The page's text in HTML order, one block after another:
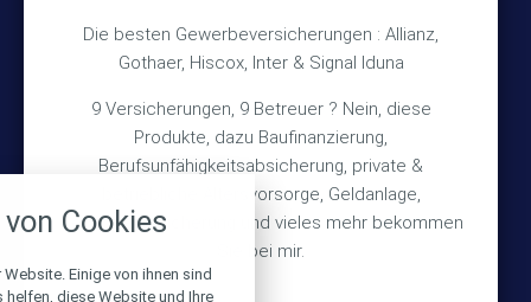
Die besten Gewerbeversicherungen : Allianz,
Gothaer, Hiscox, Inter & Signal Iduna
9 Versicherungen, 9 Betreuer ? Nein, diese
Produkte, dazu Baufinanzierung,
Berufsunfähigkeitsabsicherung, private &
betriebliche Altersvorsorge, Geldanlage,
Gebäudeversicherung und vieles mehr bekommen
Sie bei mir.
Wichtiges
Über mich
Bedarfsermittlung
Schadensmeldung
© 2026 Versicherungsmakler Haberkamp GmbH
Cookies
Einige von ihnen sind
diese Website und Ihre
alle verwendeten Cookies und
zu blockieren.